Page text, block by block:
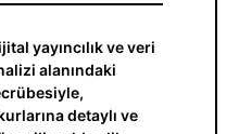
yayıncılık ve veri
alanındaki
detaylı ve